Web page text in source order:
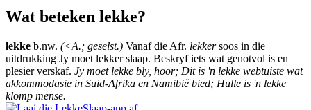
Wat beteken lekke?
lekke b.nw. (<A.; geselst.) Vanaf die Afr. lekkersoos in die
uitdrukking Jy moet lekker slaap. Beskryf iets wat genotvol is en
plesier verskaf. Jy moet lekke bly, hoor; Dit is 'n lekke webtuiste wat
akkommodasie in Suid-Afrika en Namibië bied; Hulle is 'n lekke
klomp mense.